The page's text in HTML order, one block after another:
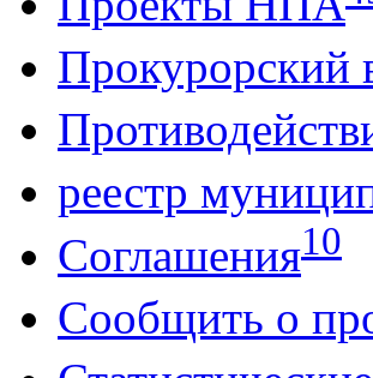
Прокурорский
реестр
Соглашения10
Сообщить о